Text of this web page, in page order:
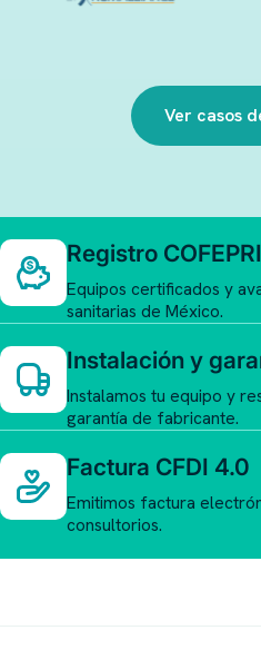
Ver casos
Registro
Equipos certificados y
sanitarias de México.
Instalación y
Instalamos tu equipo y
garantía de fabricante.
Factura CFDI 4.0
Emitimos factura
consultorios.